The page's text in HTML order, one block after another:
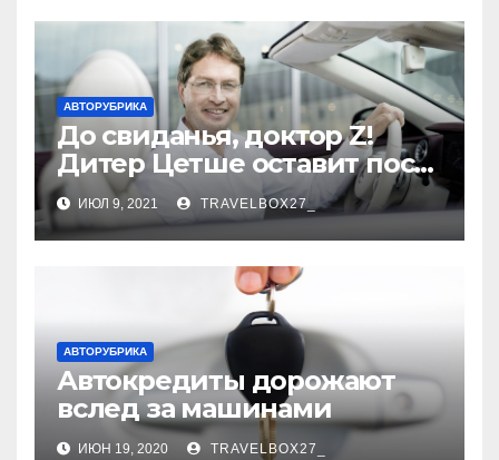
АВТОРУБРИКА
До свиданья, доктор Z!
Дитер Цетше оставит пост
главы концерна Daimler
ИЮЛ 9, 2021 TRAVELBOX27_
АВТОРУБРИКА
Автокредиты дорожают
вслед за машинами
ИЮН 19, 2020 TRAVELBOX27_